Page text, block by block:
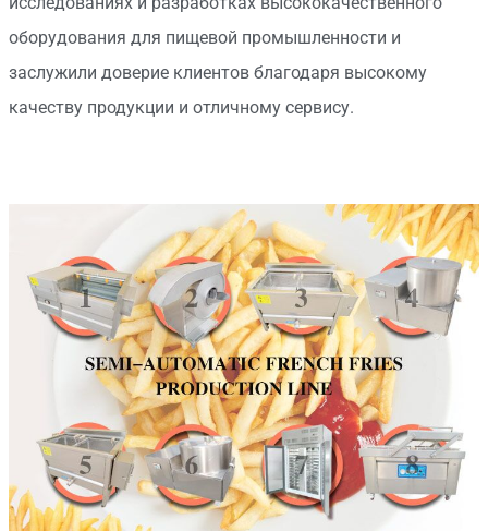
оборудования для пищевой промышленности и
заслужили доверие клиентов благодаря высокому
качеству продукции и отличному сервису.